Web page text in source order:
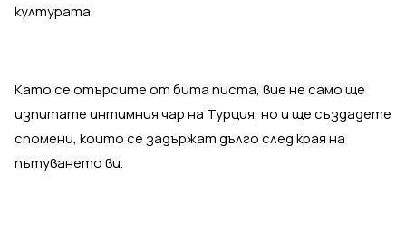
културата.
Като се отърсите от бита писта, вие не само ще
изпитате интимния чар на Турция, но и ще създадете
спомени, които се задържат дълго след края на
пътуването ви.